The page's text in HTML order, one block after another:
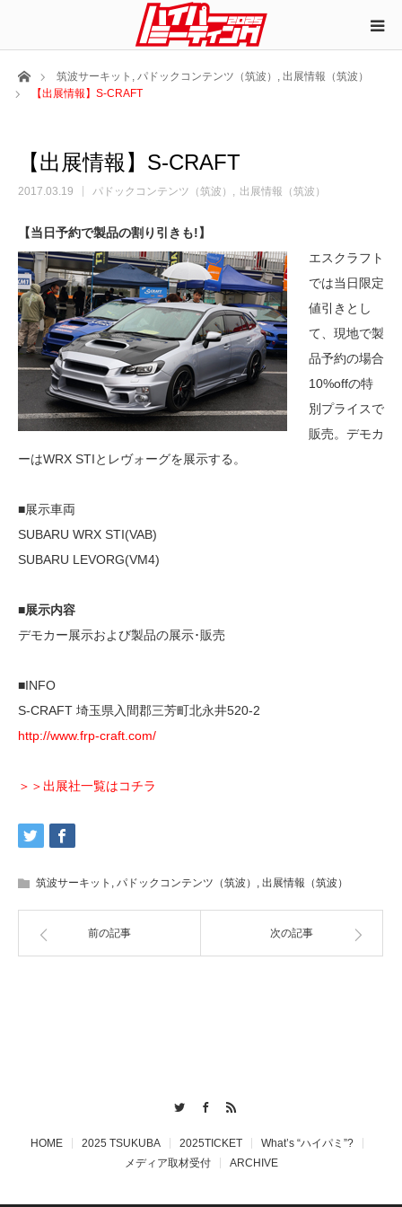
ホーム筑波サーキット , パドックコンテンツ（筑波） , 出展情報（筑波）
【出展情報】S-CRAFT
【出展情報】S-CRAFT
2017.03.19 パドックコンテンツ（筑波） 出展情報（筑波）
【当日予約で製品の割り引きも!】
エスクラフト
では当日限定
値引きとし
て、現地で製
品予約の場合
10%offの特
別プライスで
販売。デモカ
ーはWRX STIとレヴォーグを展示する。
■展示車両
SUBARU WRX STI(VAB)
SUBARU LEVORG(VM4)
■展示内容
デモカー展示および製品の展示･販売
■INFO
S-CRAFT 埼玉県入間郡三芳町北永井520-2
http://www.frp-craft.com/
＞＞出展社一覧はコチラ
筑波サーキット , パドックコンテンツ（筑波） , 出展情報（筑波）
前の記事 次の記事
HOME 2025 TSUKUBA 2025TICKET
What’s “ハイパミ”?
メディア取材受付
ARCHIVE